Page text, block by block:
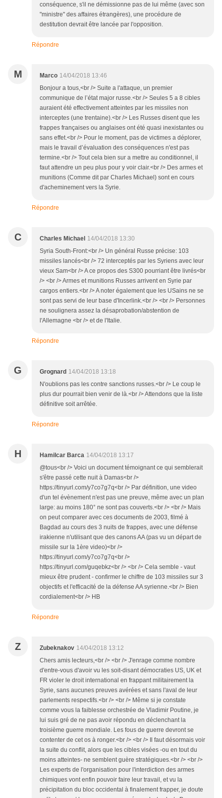
conséquence, s'il ne démissionne pas de lui même (avec son
"ministre" des affaires étrangères), une procédure de
destitution devrait être lancée par l'opposition.
Répondre
M Marco 14/04/2018 13:46
Bonjour a tous,<br /> Suite a l'attaque, un premier
communique de l’état major russe.<br /> Seules 5 a 8 cibles
auraient été effectivement atteintes par les missiles non
interceptes (une trentaine).<br /> Les Russes disent que les
frappes françaises ou anglaises ont été quasi inexistantes ou
sans effet.<br /> Pour le moment, pas de victimes a déplorer,
mais le travail d’évaluation des conséquences n'est pas
termine.<br /> Tout cela bien sur a mettre au conditionnel, il
faut attendre un peu plus pour y voir clair.<br /> Des armes et
munitions (Comme dit par Charles Michael) sont en cours
d'acheminement vers la Syrie.
Répondre
C Charles Michael 14/04/2018 13:30
Syria South-Front:<br /> Un général Russe précise: 103
missiles lancés<br /> 72 interceptés par les Syriens avec leur
vieux Sam<br /> A ce propos des S300 pourriant être livrés<br
/> <br /> Armes et munitions Russes arrivent en Syrie par
cargos entiers.<br /> A noter également que les USains ne se
sont pas servi de leur base d'Incerlink.<br /> <br /> Personnes
ne soulignera assez la désaprobation/abstention de
l'Allemagne <br /> et de l'Italie.
Répondre
G Grognard 14/04/2018 13:18
N'oublions pas les contre sanctions russes.<br /> Le coup le
plus dur pourrait bien venir de là.<br /> Attendons que la liste
définitive soit arrêtée.
Répondre
H Hamilcar Barca 14/04/2018 13:17
@tous<br /> Voici un document témoignant ce qui semblerait
s'être passé cette nuit à Damas<br />
https://tinyurl.com/y7co7g7q<br /> Par définition, une video
d'un tel évènement n'est pas une preuve, même avec un plan
large: au moins 180° ne sont pas couverts.<br /> <br /> Mais
on peut comparer avec ces documents de 2003, filmé à
Bagdad au cours des 3 nuits de frappes, avec une défense
irakienne n'utilisant que des canons AA (pas vu un départ de
missile sur la 1ère video)<br />
https://tinyurl.com/y7co7g7q<br />
https://tinyurl.com/guqebkz<br /> <br /> Cela semble - vaut
mieux être prudent - confirmer le chiffre de 103 missiles sur 3
objectifs et l'efficacité de la défense AA syrienne.<br /> Bien
cordialement<br /> HB
Répondre
Z Zubeknakov 14/04/2018 13:12
Chers amis lecteurs,<br /> <br /> J'enrage comme nombre
d'entre-vous d'avoir vu les soit-disant démocraties US, UK et
FR violer le droit international en frappant militairement la
Syrie, sans aucunes preuves avérées et sans l'aval de leur
parlements respectifs.<br /> <br /> Même si je constate
comme vous la faiblesse orchestrée de Vladimir Poutine, je
lui suis gré de ne pas avoir répondu en déclenchant la
troisième guerre mondiale. Les fous de guerre devront se
contenter de cet os à ronger.<br /> <br /> Il faut désormais voir
la suite du conflit, alors que les cibles visées -ou en tout du
moins atteintes- ne semblent guère stratégiques.<br /> <br />
Les experts de l'organisation pour l'interdiction des armes
chimiques vont enfin pouvoir faire leur travail, et vu la
précipitation du bloc occidental à finalement frapper, je doute